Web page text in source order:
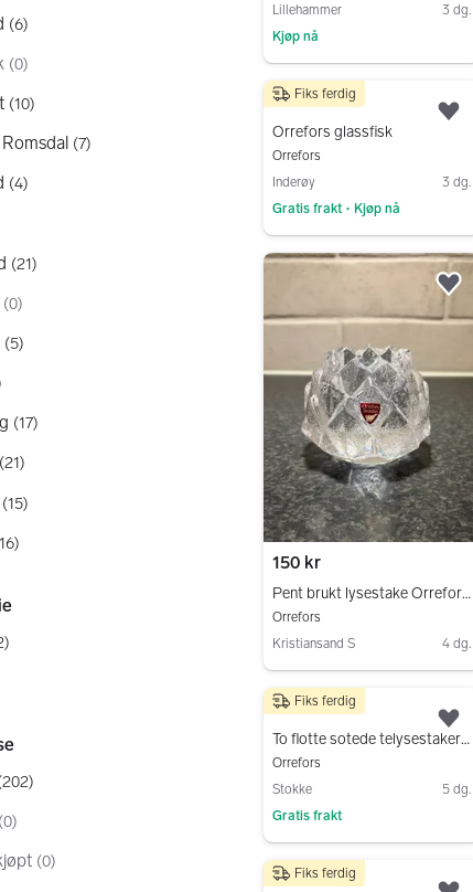
(6)
(0)
(10)
(7)
(4)
(21)
(0)
(5)
(17)
(21)
(15)
16)
)
202)
(0)
(0)
Lillehammer
3 dg.
Kjøp nå
125 kr
Orrefors glassfisk
Orrefors
Inderøy
3 dg.
Gratis frakt • Kjøp nå
Fiks ferdig
150 kr
Pent brukt lysestake Orrefors Sweden
Orrefors
Kristiansand S
4 dg.
250 kr
To flotte sotede telysestaker fra Orrefors.
Orrefors
Stokke
5 dg.
Gratis frakt
Fiks ferdig
550 krFiks ferdig